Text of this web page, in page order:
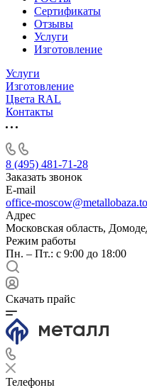
Сертификаты
Отзывы
Услуги
Изготовление
Услуги
Изготовление
Цвета RAL
Контакты
8 (495) 481-71-28
Заказать звонок
E-mail
office-
Адрес
Московская область,
Режим работы
Пн. – Пт.: с 9:00 до 18:00
Скачать прайс
Телефоны